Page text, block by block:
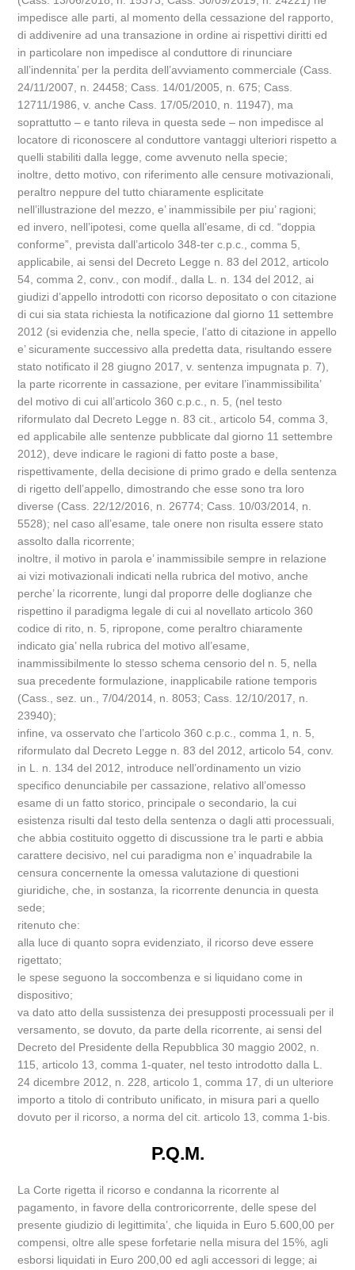
impedisce alle parti, al momento della cessazione del rapporto,
di addivenire ad una transazione in ordine ai rispettivi diritti ed
in particolare non impedisce al conduttore di rinunciare
all’indennita’ per la perdita dell’avviamento commerciale (Cass.
24/11/2007, n. 24458; Cass. 14/01/2005, n. 675; Cass.
12711/1986, v. anche Cass. 17/05/2010, n. 11947), ma
soprattutto – e tanto rileva in questa sede – non impedisce al
locatore di riconoscere al conduttore vantaggi ulteriori rispetto a
quelli stabiliti dalla legge, come avvenuto nella specie;
inoltre, detto motivo, con riferimento alle censure motivazionali,
peraltro neppure del tutto chiaramente esplicitate
nell’illustrazione del mezzo, e’ inammissibile per piu’ ragioni;
ed invero, nell’ipotesi, come quella all’esame, di cd. “doppia
conforme”, prevista dall’articolo 348-ter c.p.c., comma 5,
applicabile, ai sensi del Decreto Legge n. 83 del 2012, articolo
54, comma 2, conv., con modif., dalla L. n. 134 del 2012, ai
giudizi d’appello introdotti con ricorso depositato o con citazione
di cui sia stata richiesta la notificazione dal giorno 11 settembre
2012 (si evidenzia che, nella specie, l’atto di citazione in appello
e’ sicuramente successivo alla predetta data, risultando essere
stato notificato il 28 giugno 2017, v. sentenza impugnata p. 7),
la parte ricorrente in cassazione, per evitare l’inammissibilita’
del motivo di cui all’articolo 360 c.p.c., n. 5, (nel testo
riformulato dal Decreto Legge n. 83 cit., articolo 54, comma 3,
ed applicabile alle sentenze pubblicate dal giorno 11 settembre
2012), deve indicare le ragioni di fatto poste a base,
rispettivamente, della decisione di primo grado e della sentenza
di rigetto dell’appello, dimostrando che esse sono tra loro
diverse (Cass. 22/12/2016, n. 26774; Cass. 10/03/2014, n.
5528); nel caso all’esame, tale onere non risulta essere stato
assolto dalla ricorrente;
inoltre, il motivo in parola e’ inammissibile sempre in relazione
ai vizi motivazionali indicati nella rubrica del motivo, anche
perche’ la ricorrente, lungi dal proporre delle doglianze che
rispettino il paradigma legale di cui al novellato articolo 360
codice di rito, n. 5, ripropone, come peraltro chiaramente
indicato gia’ nella rubrica del motivo all’esame,
inammissibilmente lo stesso schema censorio del n. 5, nella
sua precedente formulazione, inapplicabile ratione temporis
(Cass., sez. un., 7/04/2014, n. 8053; Cass. 12/10/2017, n.
23940);
infine, va osservato che l’articolo 360 c.p.c., comma 1, n. 5,
riformulato dal Decreto Legge n. 83 del 2012, articolo 54, conv.
in L. n. 134 del 2012, introduce nell’ordinamento un vizio
specifico denunciabile per cassazione, relativo all’omesso
esame di un fatto storico, principale o secondario, la cui
esistenza risulti dal testo della sentenza o dagli atti processuali,
che abbia costituito oggetto di discussione tra le parti e abbia
carattere decisivo, nel cui paradigma non e’ inquadrabile la
censura concernente la omessa valutazione di questioni
giuridiche, che, in sostanza, la ricorrente denuncia in questa
sede;
ritenuto che:
alla luce di quanto sopra evidenziato, il ricorso deve essere
rigettato;
le spese seguono la soccombenza e si liquidano come in
dispositivo;
va dato atto della sussistenza dei presupposti processuali per il
versamento, se dovuto, da parte della ricorrente, ai sensi del
Decreto del Presidente della Repubblica 30 maggio 2002, n.
115, articolo 13, comma 1-quater, nel testo introdotto dalla L.
24 dicembre 2012, n. 228, articolo 1, comma 17, di un ulteriore
importo a titolo di contributo unificato, in misura pari a quello
dovuto per il ricorso, a norma del cit. articolo 13, comma 1-bis.
P.Q.M.
La Corte rigetta il ricorso e condanna la ricorrente al
pagamento, in favore della controricorrente, delle spese del
presente giudizio di legittimita’, che liquida in Euro 5.600,00 per
compensi, oltre alle spese forfetarie nella misura del 15%, agli
esborsi liquidati in Euro 200,00 ed agli accessori di legge; ai